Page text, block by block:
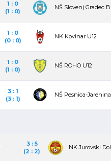
1 : 0
(1 : 0)
NŠ Slovenj Gradec B
1 : 0
(0 : 0)
NK Kovinar U12
1 : 0
(1 : 0)
NŠ ROHO U12
3 : 1
(3 : 1)
NŠ Pesnica-Jarenina
3 : 5
(2 : 2)
NK Jurovski Dol